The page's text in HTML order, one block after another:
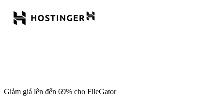
Giảm giá lên đến 69% cho FileGator